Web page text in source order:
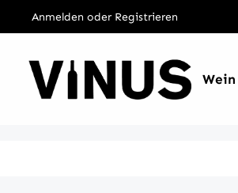
springen
Anmelden oder Registrieren
Wein